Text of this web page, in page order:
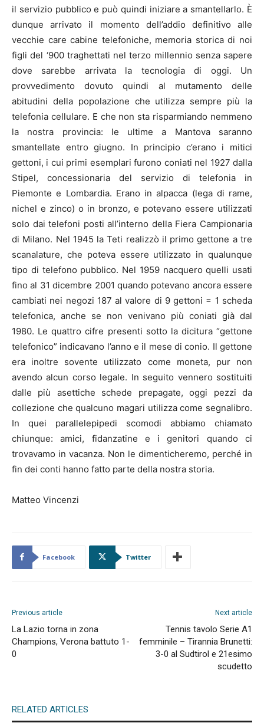
il servizio pubblico e può quindi iniziare a smantellarlo. È
dunque arrivato il momento dell’addio definitivo alle
vecchie care cabine telefoniche, memoria storica di noi
figli del ‘900 traghettati nel terzo millennio senza sapere
dove sarebbe arrivata la tecnologia di oggi. Un
provvedimento dovuto quindi al mutamento delle
abitudini della popolazione che utilizza sempre più la
telefonia cellulare. E che non sta risparmiando nemmeno
la nostra provincia: le ultime a Mantova saranno
smantellate entro giugno. In principio c’erano i mitici
gettoni, i cui primi esemplari furono coniati nel 1927 dalla
Stipel, concessionaria del servizio di telefonia in
Piemonte e Lombardia. Erano in alpacca (lega di rame,
nichel e zinco) o in bronzo, e potevano essere utilizzati
solo dai telefoni posti all’interno della Fiera Campionaria
di Milano. Nel 1945 la Teti realizzò il primo gettone a tre
scanalature, che poteva essere utilizzato in qualunque
tipo di telefono pubblico. Nel 1959 nacquero quelli usati
fino al 31 dicembre 2001 quando potevano ancora essere
cambiati nei negozi 187 al valore di 9 gettoni = 1 scheda
telefonica, anche se non venivano più coniati già dal
1980. Le quattro cifre presenti sotto la dicitura “gettone
telefonico” indicavano l’anno e il mese di conio. Il gettone
era inoltre sovente utilizzato come moneta, pur non
avendo alcun corso legale. In seguito vennero sostituiti
dalle più asettiche schede prepagate, oggi pezzi da
collezione che qualcuno magari utilizza come segnalibro.
In quei parallelepipedi scomodi abbiamo chiamato
chiunque: amici, fidanzatine e i genitori quando ci
trovavamo in vacanza. Non le dimenticheremo, perché in
fin dei conti hanno fatto parte della nostra storia.
Matteo Vincenzi
Facebook Twitter
Previous article
La Lazio torna in zona
Champions, Verona battuto 1-
0
Next article
Tennis tavolo Serie A1
femminile – Tirannia Brunetti:
3-0 al Sudtirol e 21esimo
scudetto
RELATED ARTICLES